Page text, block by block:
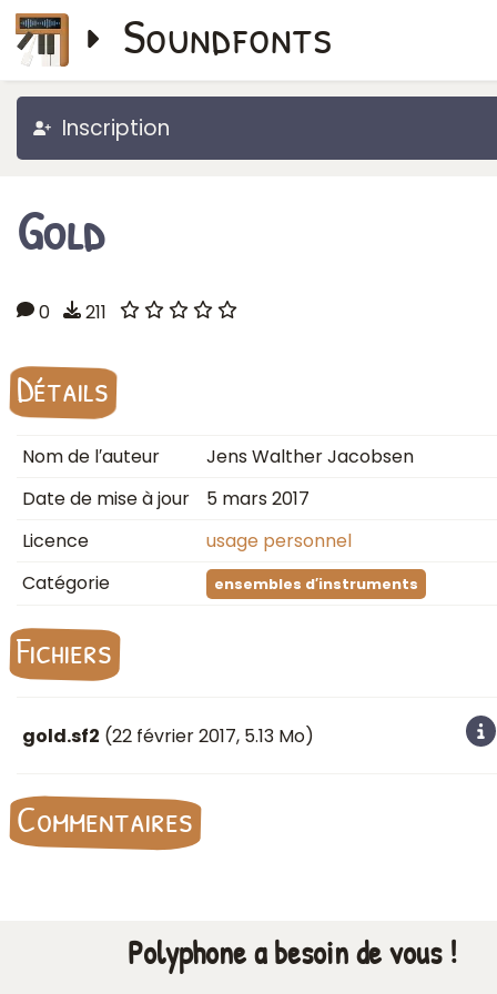
Soundfonts
Inscription
Gold
0 211
Détails
Nom de l′auteur
Jens Walther Jacobsen
Date de mise à jour
5 mars 2017
Licence
usage personnel
Catégorie
ensembles d′instruments
Fichiers
gold.sf2 (22 février 2017, 5.13 Mo)
Commentaires
Polyphone a besoin de vous !